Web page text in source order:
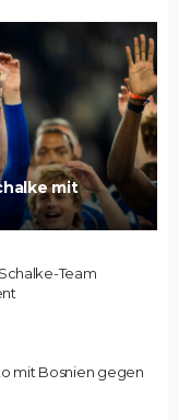
mit
Team
mit Bosnien gegen